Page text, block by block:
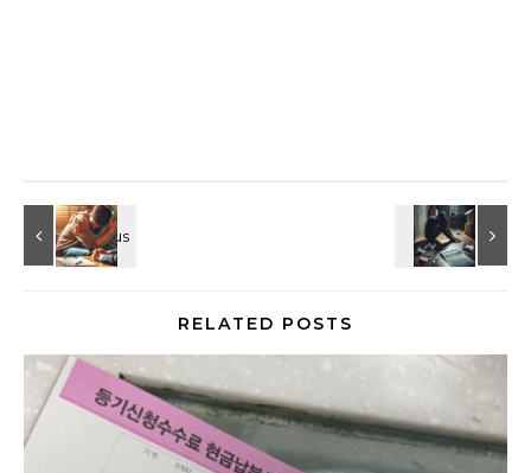
RELATED POSTS